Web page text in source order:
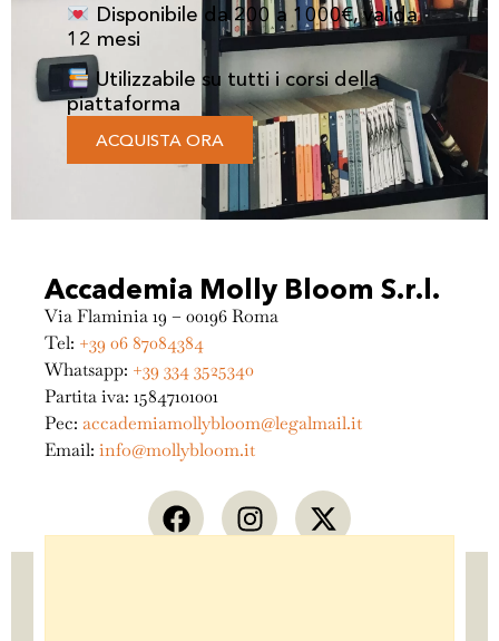
Disponibile da 200 a 1000€, valida
12 mesi
Utilizzabile su tutti i corsi della
piattaforma
ACQUISTA ORA
Accademia Molly Bloom S.r.l.
Via Flaminia 19 – 00196 Roma
Tel: +39 06 87084384
Whatsapp: +39 334 3525340
Partita iva: 15847101001
Pec: accademiamollybloom@legalmail.it
Email: info@mollybloom.it